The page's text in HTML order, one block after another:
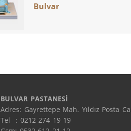
Bulvar
BULVAR PASTANESİ
Adres: Gayrettepe Mah. Yıldız Posta
Tel  : 0212 274 19 19